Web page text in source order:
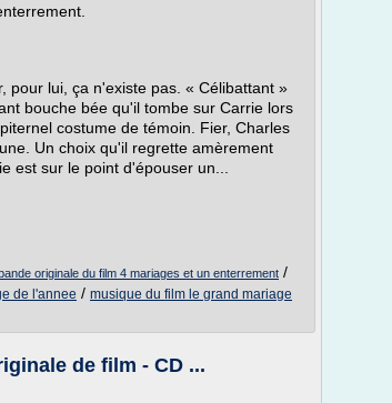
pour lui, ça n'existe pas. « Célibattant »
bouche bée qu'il tombe sur Carrie lors
costume de témoin. Fier, Charles
Un choix qu'il regrette amèrement
est sur le point d'épouser un...
originale du film 4 mariages et un enterrement /
de l'annee / musique du film le grand mariage
de film - CD ...